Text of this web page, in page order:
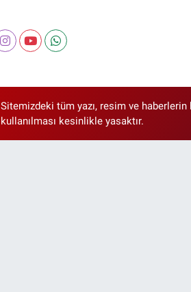
Sitemizdeki tüm yazı, resim ve haberlerin
kullanılması kesinlikle yasaktır.